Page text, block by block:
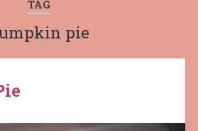
TAG
pie